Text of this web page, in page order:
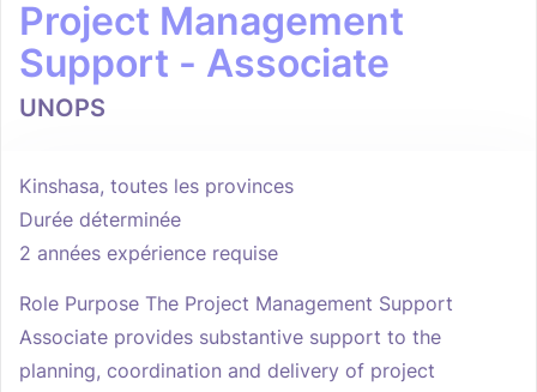
Project Management
Support - Associate
UNOPS
Kinshasa, toutes les provinces
Durée déterminée
2 années expérience requise
Role Purpose The Project Management Support
Associate provides substantive support to the
planning, coordination and delivery of project